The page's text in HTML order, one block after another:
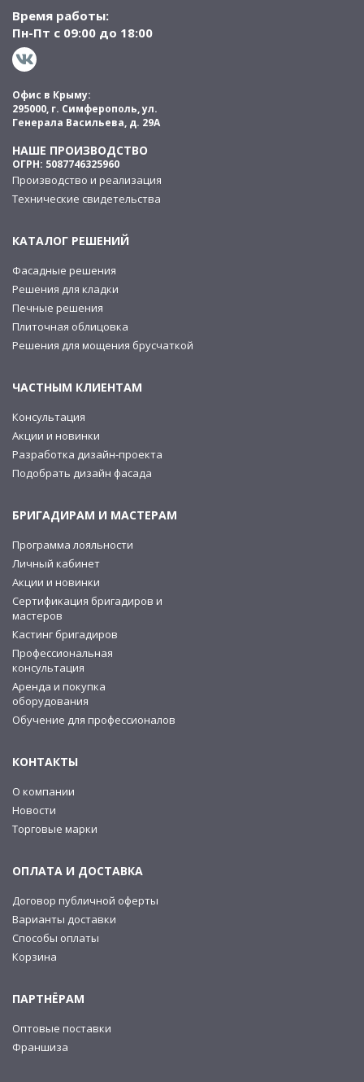
Время работы:
Пн-Пт с 09:00 до 18:00
Офис в Крыму:
295000, г. Симферополь, ул.
Генерала Васильева, д. 29А
ОГРН: 5087746325960
НАШЕ ПРОИЗВОДСТВО
Производство и реализация
Технические свидетельства
КАТАЛОГ РЕШЕНИЙ
Фасадные решения
Решения для кладки
Печные решения
Плиточная облицовка
Решения для мощения брусчаткой
ЧАСТНЫМ КЛИЕНТАМ
Консультация
Акции и новинки
Разработка дизайн-проекта
Подобрать дизайн фасада
БРИГАДИРАМ И МАСТЕРАМ
Программа лояльности
Личный кабинет
Акции и новинки
Сертификация бригадиров и
мастеров
Кастинг бригадиров
Профессиональная
консультация
Аренда и покупка
оборудования
Обучение для профессионалов
КОНТАКТЫ
О компании
Новости
Торговые марки
ОПЛАТА И ДОСТАВКА
Договор публичной оферты
Варианты доставки
Способы оплаты
Корзина
ПАРТНЁРАМ
Оптовые поставки
Франшиза